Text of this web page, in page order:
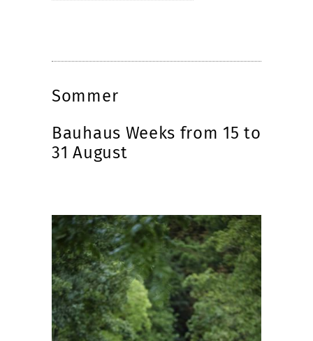
Sommer
Bauhaus Weeks from 15 to
31 August